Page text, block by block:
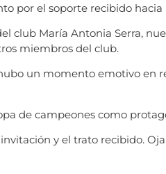
por el soporte recibido hacia
club María Antonia Serra,
miembros del club.
un momento emotivo en
de campeones como
y el trato recibido.